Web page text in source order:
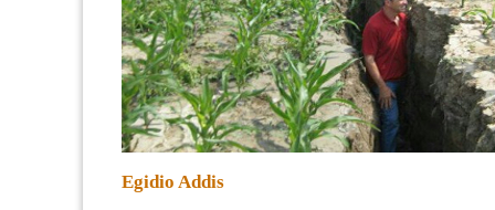
Egidio Addis